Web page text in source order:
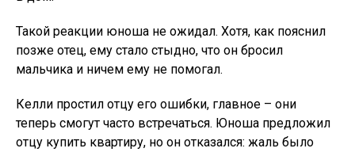
Такой реакции юноша не ожидал. Хотя, как пояснил
позже отец, ему стало стыдно, что он бросил
мальчика и ничем ему не помогал.
Келли простил отцу его ошибки, главное – они
теперь смогут часто встречаться. Юноша предложил
отцу купить квартиру, но он отказался: жаль было